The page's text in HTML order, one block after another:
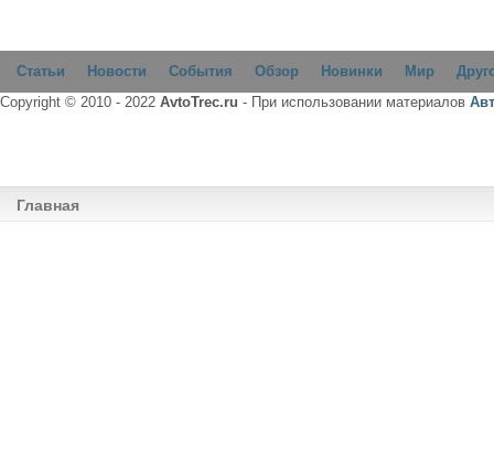
Статьи Новости События Обзор Новинки Мир
Copyright © 2010 - 2022 AvtoTrec.ru - При использовании материалов
Главная